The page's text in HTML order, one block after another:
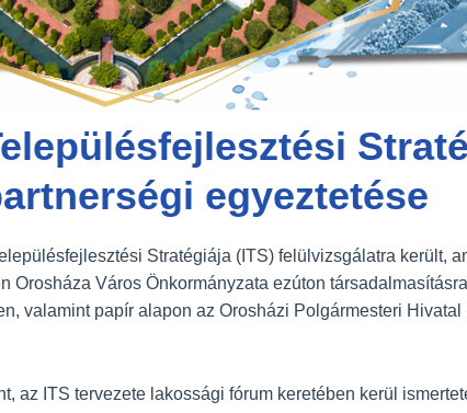
egyeztetése
Stratégiája (ITS) felülvizsgálatra került,
Város Önkormányzata ezúton
valamint papír alapon az Orosházi Polgármesteri Hivatal
az ITS tervezete lakossági fórum keretében kerül